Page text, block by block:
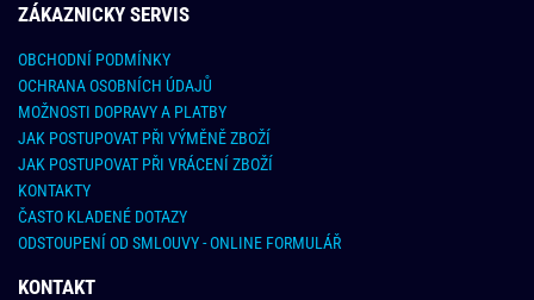
ZÁKAZNICKY SERVIS
OBCHODNÍ PODMÍNKY
OCHRANA OSOBNÍCH ÚDAJŮ
MOŽNOSTI DOPRAVY A PLATBY
JAK POSTUPOVAT PŘI VÝMĚNĚ ZBOŽÍ
JAK POSTUPOVAT PŘI VRÁCENÍ ZBOŽÍ
KONTAKTY
ČASTO KLADENÉ DOTAZY
ODSTOUPENÍ OD SMLOUVY - ONLINE FORMULÁŘ
KONTAKT